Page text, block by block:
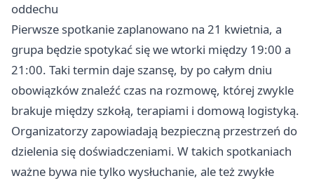
oddechu
Pierwsze spotkanie zaplanowano na 21 kwietnia, a
grupa będzie spotykać się we wtorki między 19:00 a
21:00. Taki termin daje szansę, by po całym dniu
obowiązków znaleźć czas na rozmowę, której zwykle
brakuje między szkołą, terapiami i domową logistyką.
Organizatorzy zapowiadają bezpieczną przestrzeń do
dzielenia się doświadczeniami. W takich spotkaniach
ważne bywa nie tylko wysłuchanie, ale też zwykłe